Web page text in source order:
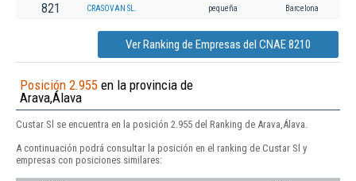
821 CRASOVAN SL. pequeña Barcelona
Ver Ranking de Empresas del CNAE 8210
Posición 2.955 en la provincia de
Arava,Álava
Custar Sl se encuentra en la posición 2.955 del Ranking de Arava,Álava.
A continuación podrá consultar la posición en el ranking de Custar Sl y
empresas con posiciones similares: